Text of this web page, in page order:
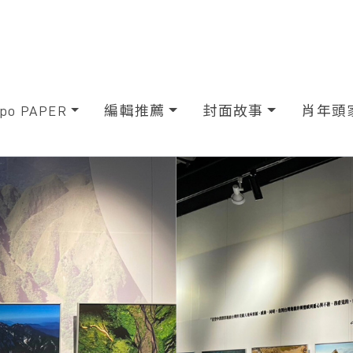
PAPER 編輯推薦 封面故事 肖年頭